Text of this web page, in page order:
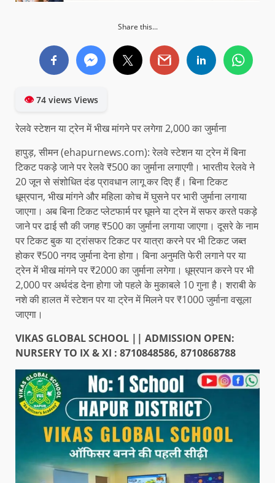
Share this...
👁74 views Views
रेलवे स्टेशन या ट्रेन में भीख मांगने पर लगेगा 2,000 का जुर्माना
हापुड़, सीमन (ehapurnews.com): रेलवे स्टेशन या ट्रेन में बिना
टिकट पकड़े जाने पर रेलवे ₹500 का जुर्माना लगाएगी। भारतीय रेलवे ने
20 जून से संशोधित दंड प्रावधान लागू कर दिए हैं। बिना टिकट
धूम्रपान, भीख मांगने और महिला कोच में घुसने पर भारी जुर्माना लगाया
जाएगा। अब बिना टिकट प्लेटफार्म पर घूमने या ट्रेन में सफर करते पकड़े
जाने पर ढाई सौ की जगह ₹500 का जुर्माना लगाया जाएगा। दूसरे के नाम
पर टिकट बुक या ट्रांसफर टिकट पर यात्रा करने पर भी टिकट जब्त
होकर ₹500 नगद जुर्माना देना होगा। बिना अनुमति फेरी लगाने पर या
ट्रेन में भीख मांगने पर ₹2000 का जुर्माना लगेगा। धूम्रपान करने पर भी
2,000 पर अर्थदंड देना होगा जो पहले के मुकाबले 10 गुना है। शराबी के
नशे की हालत में स्टेशन पर या ट्रेन में मिलने पर ₹1000 जुर्माना वसूला
जाएगा।
VIKAS GLOBAL SCHOOL || ADMISSION OPEN:
NURSERY TO IX & XI : 8710848586, 8710868788